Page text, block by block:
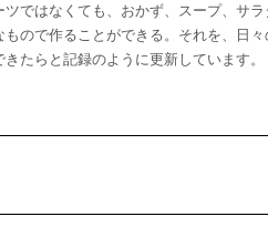
ツではなくても、おかず、スープ、サラ
もので作ることができる。それを、日
たらと記録のように更新しています。